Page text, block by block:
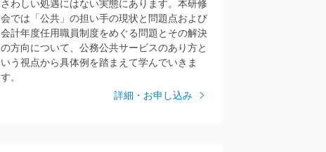
さわしい処遇にはない実態にあります。本研修
会では「公共」の担い手の現状と問題点および
会計年度任用職員制度をめぐる問題とその解決
の方向について、公務公共サービスのあり方と
いう視点から具体例を踏まえて学んでいきま
す。
詳細・お申し込み